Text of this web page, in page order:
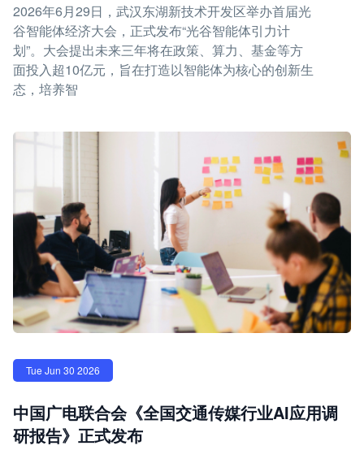
2026年6月29日，武汉东湖新技术开发区举办首届光
谷智能体经济大会，正式发布“光谷智能体引力计
划”。大会提出未来三年将在政策、算力、基金等方
面投入超10亿元，旨在打造以智能体为核心的创新生
态，培养智
Tue Jun 30 2026
中国广电联合会《全国交通传媒行业AI应用调
研报告》正式发布